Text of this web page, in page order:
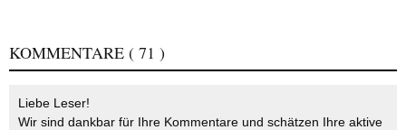
KOMMENTARE ( 71 )
Liebe Leser!
Wir sind dankbar für Ihre Kommentare und schätzen Ihre aktive